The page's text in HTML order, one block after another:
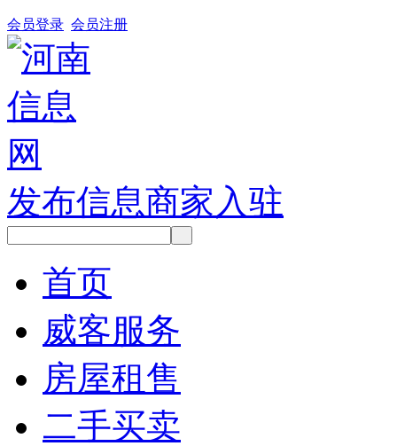
会员登录 会员注册
发布信息商家入驻
首页
威客服务
房屋租售
二手买卖